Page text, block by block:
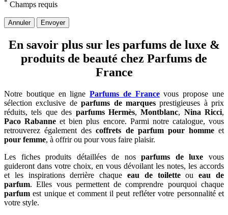
* Champs requis
Annuler Envoyer
En savoir plus sur les parfums de luxe &
produits de beauté chez Parfums de
France
Notre boutique en ligneParfums de Francevous propose une
sélection exclusive deparfums de marquesprestigieuses à prix
réduits, tels que des parfums Hermès,Montblanc, Nina Ricci,
Paco Rabanne et bien plus encore. Parmi notre catalogue, vous
retrouverez également descoffrets de parfum pour hommeet
pour femme, à offrir ou pour vous faire plaisir.
Les fiches produits détaillées de nosparfums de luxe vous
guideront dans votre choix, en vous dévoilant les notes, les accords
et les inspirations derrière chaque eau de toiletteoueau de
parfum. Elles vous permettent de comprendre pourquoi chaque
parfum est unique et comment il peut refléter votre personnalité et
votre style.